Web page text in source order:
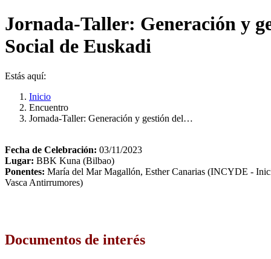
Jornada-Taller: Generación y
Social de Euskadi
Estás aquí:
Inicio
Encuentro
Jornada-Taller: Generación y gestión del…
Fecha de Celebración: 03/11/2023
Lugar: BBK Kuna (Bilbao)
Ponentes: María del Mar Magallón, Esther Canarias (INCYDE -
Vasca Antirrumores)
Documentos de interés